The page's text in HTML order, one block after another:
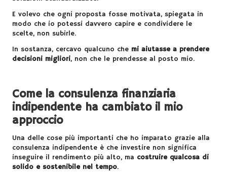
E volevo che ogni proposta fosse motivata, spiegata in
modo che io potessi davvero capire e condividere le
scelte, non subirle.
In sostanza, cercavo qualcuno che mi aiutasse a prendere
decisioni migliori, non che le prendesse al posto mio.
Come la consulenza finanziaria
indipendente ha cambiato il mio
approccio
Una delle cose più importanti che ho imparato grazie alla
consulenza indipendente è che investire non significa
inseguire il rendimento più alto, ma costruire qualcosa di
solido e sostenibile nel tempo.